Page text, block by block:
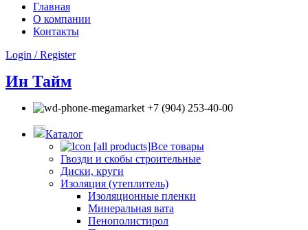
Главная
О компании
Контакты
Login / Register
Ин Тайм
+7 (904) 253-40-00
Каталог
Все товары
Гвозди и скобы строительные
Диски, круги
Изоляция (утеплитель)
Изоляционные пленки
Минеральная вата
Пенополистирол